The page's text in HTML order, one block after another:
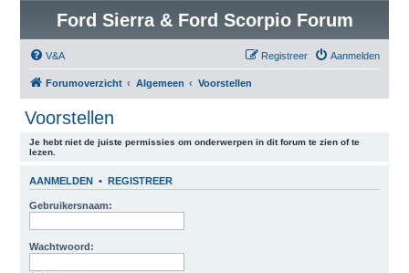
Ford Sierra & Ford Scorpio Forum
V&A Aanmelden
Registreer
Forumoverzicht Algemeen Voorstellen
Voorstellen
Je hebt niet de juiste permissies om onderwerpen in dit forum te zien of te
lezen.
AANMELDEN • REGISTREER
Gebruikersnaam:
Wachtwoord: